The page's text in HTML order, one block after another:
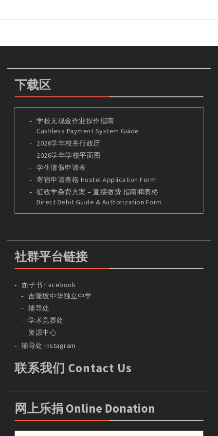
下载区
学校无现金作业操作指南
Cashless Payment System Guide
2026学年校务行政历
2026学年学校平面图
学生请假申请表
寄宿申请表格 Hostel Application Form
征收学杂费方案 – 直接缴费 指南和表格
Direct Debit Guide & Authorization Form
社群平台链接
面子书 Facebook
吉隆坡中华独立中学
辅导处
学术竞赛处
资源中心
辅导处 Instagram
联系我们 Contact Us
网上乐捐 Online Donation